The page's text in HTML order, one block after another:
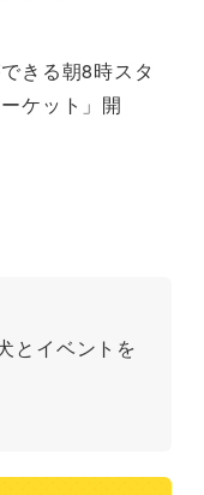
きる朝8時スタ
ケット」開
とイベントを